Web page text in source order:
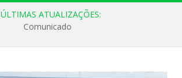
ÚLTIMAS ATUALIZAÇÕES:
Comunicado